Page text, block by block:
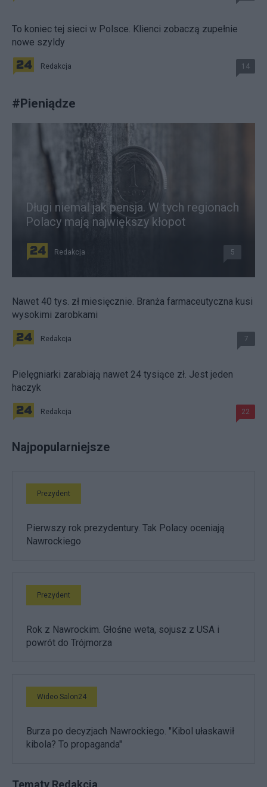
To koniec tej sieci w Polsce. Klienci zobaczą zupełnie
nowe szyldy
Redakcja 14
#Pieniądze
Długi niemal jak pensja. W tych regionach
Polacy mają największy kłopot
Redakcja 5
Nawet 40 tys. zł miesięcznie. Branża farmaceutyczna kusi
wysokimi zarobkami
Redakcja 7
Pielęgniarki zarabiają nawet 24 tysiące zł. Jest jeden
haczyk
Redakcja 22
Najpopularniejsze
Prezydent
Pierwszy rok prezydentury. Tak Polacy oceniają
Nawrockiego
Prezydent
Rok z Nawrockim. Głośne weta, sojusz z USA i
powrót do Trójmorza
Wideo Salon24
Burza po decyzjach Nawrockiego. "Kibol ułaskawił
kibola? To propaganda"
Tematy Redakcja